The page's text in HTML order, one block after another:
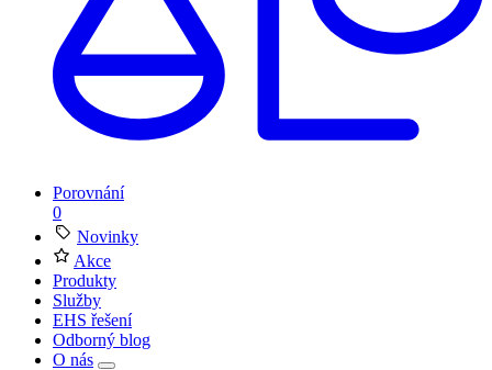
Porovnání
0
Novinky
Akce
Produkty
Služby
EHS řešení
Odborný blog
O nás